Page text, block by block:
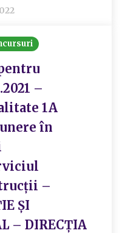
–
1A
în
–
ȘI
– DIRECȚIA